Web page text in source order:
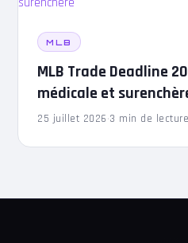
MLB
MLB Trade Deadline
médicale et
25 juillet 2026·3 min de lecture